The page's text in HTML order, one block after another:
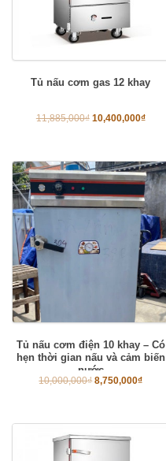
Tủ nấu cơm gas 12 khay
11,885,000₫ 10,400,000₫
Tủ nấu cơm điện 10 khay – Có
hẹn thời gian nấu và cảm biến
nước
10,000,000₫ 8,750,000₫